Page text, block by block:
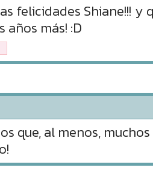
felicidades Shiane!!! y
años más! :D
que, al menos,